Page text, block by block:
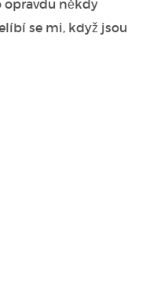
opravdu někdy
se mi, když jsou